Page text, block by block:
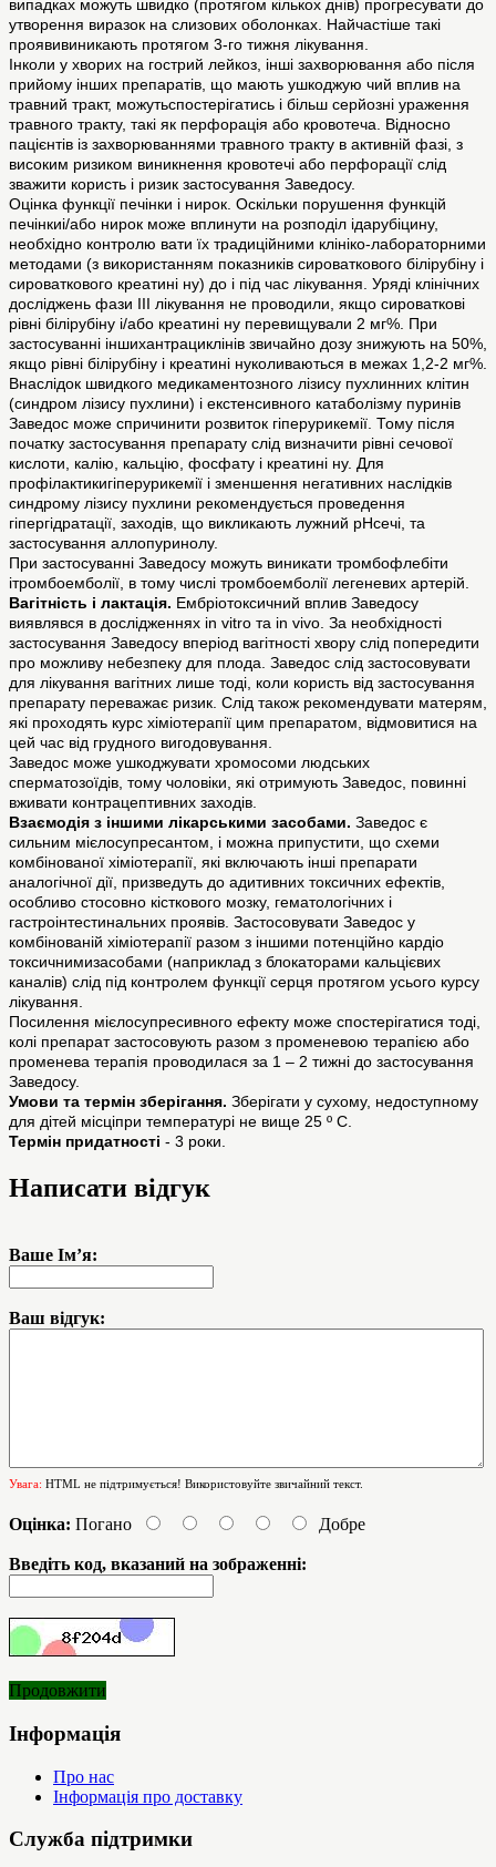
випадках можуть швидко (протягом кількох днів) прогресувати до
утворення виразок на слизових оболонках. Найчастіше такі
проявивиникають протягом 3-го тижня лікування.
Інколи у хворих на гострий лейкоз, інші захворювання або після
прийому інших препаратів, що мають ушкоджую чий вплив на
травний тракт, можутьспостерігатись і більш серйозні ураження
травного тракту, такі як перфорація або кровотеча. Відносно
пацієнтів із захворюваннями травного тракту в активній фазі, з
високим ризиком виникнення кровотечі або перфорації слід
зважити користь і ризик застосування Заведосу.
Оцінка функції печінки і нирок. Оскільки порушення функцій
печінкиі/або нирок може вплинути на розподіл ідарубіцину,
необхідно контролю вати їх традиційними клініко-лабораторними
методами (з використанням показників сироваткового білірубіну і
сироваткового креатині ну) до і під час лікування. Уряді клінічних
досліджень фази III лікування не проводили, якщо сироваткові
рівні білірубіну і/або креатині ну перевищували 2 мг%. При
застосуванні іншихантрациклінів звичайно дозу знижують на 50%,
якщо рівні білірубіну і креатині нуколиваються в межах 1,2-2 мг%.
Внаслідок швидкого медикаментозного лізису пухлинних клітин
(синдром лізису пухлини) і екстенсивного катаболізму пуринів
Заведос може спричинити розвиток гіперурикемії. Тому після
початку застосування препарату слід визначити рівні сечової
кислоти, калію, кальцію, фосфату і креатині ну. Для
профілактикигіперурикемії і зменшення негативних наслідків
синдрому лізису пухлини рекомендується проведення
гіпергідратації, заходів, що викликають лужний рНсечі, та
застосування аллопуринолу.
При застосуванні Заведосу можуть виникати тромбофлебіти
ітромбоемболії, в тому числі тромбоемболії легеневих артерій.
Вагітність і лактація. Ембріотоксичний вплив Заведосу
виявлявся в дослідженнях in vitro та in vivo. За необхідності
застосування Заведосу вперіод вагітності хвору слід попередити
про можливу небезпеку для плода. Заведос слід застосовувати
для лікування вагітних лише тоді, коли користь від застосування
препарату переважає ризик. Слід також рекомендувати матерям,
які проходять курс хіміотерапії цим препаратом, відмовитися на
цей час від грудного вигодовування.
Заведос може ушкоджувати хромосоми людських
сперматозоїдів, тому чоловіки, які отримують Заведос, повинні
вживати контрацептивних заходів.
Взаємодія з іншими лікарськими засобами. Заведос є
сильним мієлосупресантом, і можна припустити, що схеми
комбінованої хіміотерапії, які включають інші препарати
аналогічної дії, призведуть до адитивних токсичних ефектів,
особливо стосовно кісткового мозку, гематологічних і
гастроінтестинальних проявів. Застосовувати Заведос у
комбінованій хіміотерапії разом з іншими потенційно кардіо
токсичнимизасобами (наприклад з блокаторами кальцієвих
каналів) слід під контролем функції серця протягом усього курсу
лікування.
Посилення мієлосупресивного ефекту може спостерігатися тоді,
колі препарат застосовують разом з променевою терапією або
променева терапія проводилася за 1 – 2 тижні до застосування
Заведосу.
Умови та термін зберігання. Зберігати у сухому, недоступному
для дітей місціпри температурі не вище 25 º С.
Термін придатності - 3 роки.
Написати відгук
Ваше Ім’я:
Ваш відгук:
Увага: HTML не підтримується! Використовуйте звичайний текст.
Оцінка: Погано Добре
Введіть код, вказаний на зображенні:
Продовжити
Інформація
Про нас
Інформація про доставку
Служба підтримки